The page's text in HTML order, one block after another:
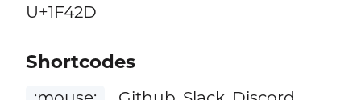
U+1F42D
Shortcodes